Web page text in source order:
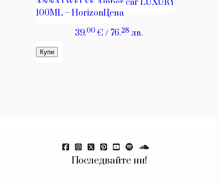
Последвайте ни!
Wellness
Facebook